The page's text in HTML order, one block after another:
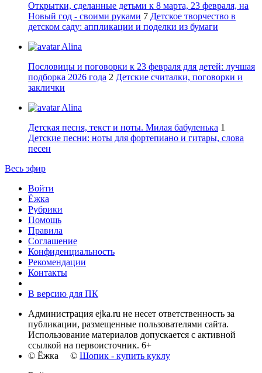
Открытки, сделанные детьми к 8 марта, 23 февраля, на
Новый год - своими руками 7 Детское творчество в
детском саду: аппликации и поделки из бумаги
Alina
Пословицы и поговорки к 23 февраля для детей: лучшая
подборка 2026 года 2 Детские считалки, поговорки и
заклички
Alina
Детская песня, текст и ноты. Милая бабуленька 1
Детские песни: ноты для фортепиано и гитары, слова
песен
Весь эфир
Войти
Ёжка
Рубрики
Помощь
Правила
Соглашение
Конфиденциальность
Рекомендации
Контакты
В версию для ПК
Администрация ejka.ru не несет ответственность за
публикации, размещенные пользователями сайта.
Использование материалов допускается с активной
ссылкой на первоисточник. 6+
© Ёжка © Шопик - купить куклу